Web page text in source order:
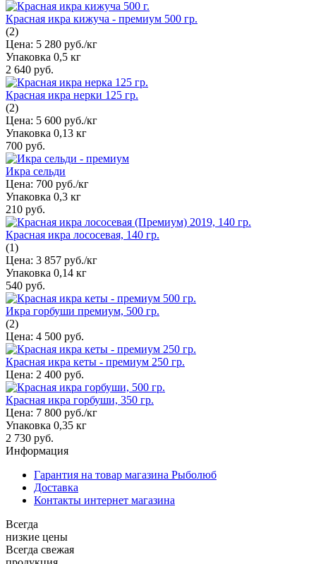
Красная икра кижуча - премиум 500 гр.
(2)
Цена: 5 280 руб./кг
Упаковка 0,5 кг
2 640 руб.
Красная икра нерки 125 гр.
(2)
Цена: 5 600 руб./кг
Упаковка 0,13 кг
700 руб.
Икра сельди
Цена: 700 руб./кг
Упаковка 0,3 кг
210 руб.
Красная икра лососевая, 140 гр.
(1)
Цена: 3 857 руб./кг
Упаковка 0,14 кг
540 руб.
Икра горбуши премиум, 500 гр.
(2)
Цена: 4 500 руб.
Красная икра кеты - премиум 250 гр.
Цена: 2 400 руб.
Красная икра горбуши, 350 гр.
Цена: 7 800 руб./кг
Упаковка 0,35 кг
2 730 руб.
Информация
Гарантия на товар магазина Рыболюб
Доставка
Контакты интернет магазина
Всегда
низкие цены
Всегда свежая